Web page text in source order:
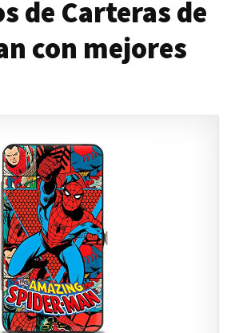
de Carteras de
con mejores